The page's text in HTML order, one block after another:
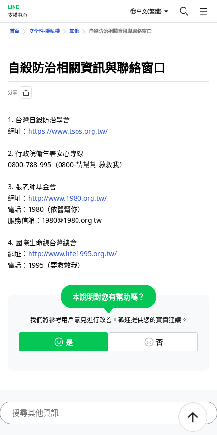
LINE
支援中心
中文(繁體)
首頁 安全性⋅隱私權 其他 自殺防治相關資訊與聯絡窗口
自殺防治相關資訊與聯絡窗口
分享
1. 台灣自殺防治學會
網址： https://www.tsos.org.tw/
2. 行政院衛生署安心專線
0800-788-995（0800-請幫幫-救救我）
3. 張老師基金會
網址： http://www.1980.org.tw/
電話：1980（依舊幫你）
服務信箱：1980@1980.org.tw
4. 國際生命線台灣總會
網址： http://www.life1995.org.tw/
電話：1995（要救救我）
本說明對您有幫助嗎？
我們將參考用戶意見進行改善。歡迎提供您的寶貴建議。
是 否